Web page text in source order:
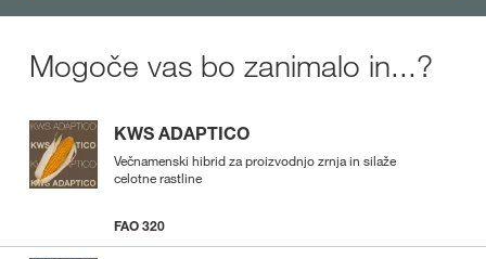
Mogoče vas bo zanimalo in...?
KWS ADAPTICO
Večnamenski hibrid za proizvodnjo zrnja in silaže
celotne rastline
FAO 320